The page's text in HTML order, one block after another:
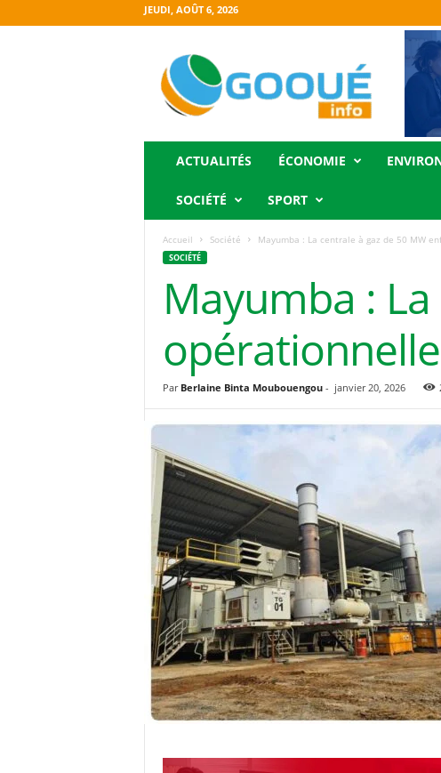
JEUDI, AOÛT 6, 2026
ACTUALITÉS ÉCONOMIE
SOCIÉTÉ SPORT
Accueil Société Mayumba : La centrale à gaz de 50 MW
SOCIÉTÉ
Mayumba :
opérationnelle
Par Berlaine Binta Moubouengou- janvier 20, 2026